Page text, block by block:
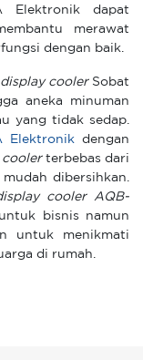
Elektronik dapat
merawat
dengan baik.
display coolerSobat
aneka minuman
yang tidak sedap.
Elektronik dengan
coolerterbebas dari
dibersihkan.
cooler AQB-
bisnis namun
untuk menikmati
di rumah.